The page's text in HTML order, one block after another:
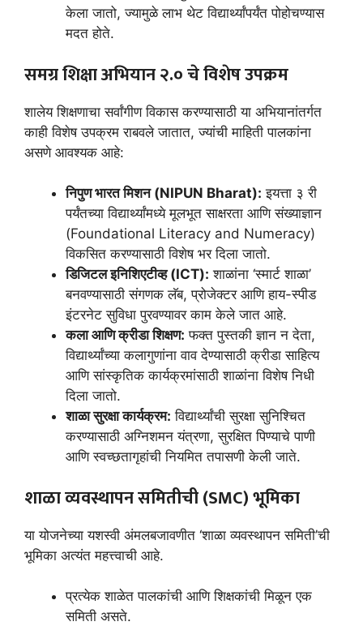
केला जातो, ज्यामुळे लाभ थेट विद्यार्थ्यांपर्यंत पोहोचण्यास
मदत होते.
समग्र शिक्षा अभियान २.० चे विशेष उपक्रम
शालेय शिक्षणाचा सर्वांगीण विकास करण्यासाठी या अभियानांतर्गत
काही विशेष उपक्रम राबवले जातात, ज्यांची माहिती पालकांना
असणे आवश्यक आहे:
निपुण भारत मिशन (NIPUN Bharat): इयत्ता ३ री
पर्यंतच्या विद्यार्थ्यांमध्ये मूलभूत साक्षरता आणि संख्याज्ञान
(Foundational Literacy and Numeracy)
विकसित करण्यासाठी विशेष भर दिला जातो.
डिजिटल इनिशिएटीव्ह (ICT): शाळांना ‘स्मार्ट शाळा’
बनवण्यासाठी संगणक लॅब, प्रोजेक्टर आणि हाय-स्पीड
इंटरनेट सुविधा पुरवण्यावर काम केले जात आहे.
कला आणि क्रीडा शिक्षण: फक्त पुस्तकी ज्ञान न देता,
विद्यार्थ्यांच्या कलागुणांना वाव देण्यासाठी क्रीडा साहित्य
आणि सांस्कृतिक कार्यक्रमांसाठी शाळांना विशेष निधी
दिला जातो.
शाळा सुरक्षा कार्यक्रम: विद्यार्थ्यांची सुरक्षा सुनिश्चित
करण्यासाठी अग्निशमन यंत्रणा, सुरक्षित पिण्याचे पाणी
आणि स्वच्छतागृहांची नियमित तपासणी केली जाते.
शाळा व्यवस्थापन समितीची (SMC) भूमिका
या योजनेच्या यशस्वी अंमलबजावणीत ‘शाळा व्यवस्थापन समिती’ची
भूमिका अत्यंत महत्त्वाची आहे.
प्रत्येक शाळेत पालकांची आणि शिक्षकांची मिळून एक
समिती असते.